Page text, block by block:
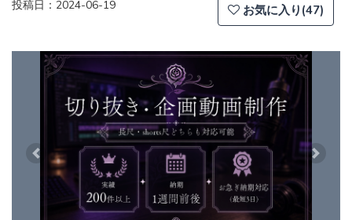
投稿日：2024-06-19
お気に入り(47)
Previous Next